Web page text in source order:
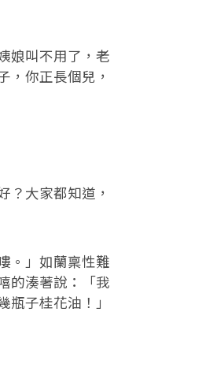
娘叫不用了，老
，你正長個兒，
大家都知道，
。」如蘭稟性難
的湊著說：「我
子桂花油！」